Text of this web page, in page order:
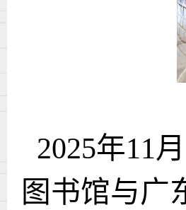
2025年11
图书馆与广